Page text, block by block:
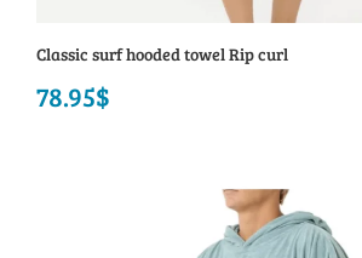
Classic surf hooded towel Rip curl
78.95$